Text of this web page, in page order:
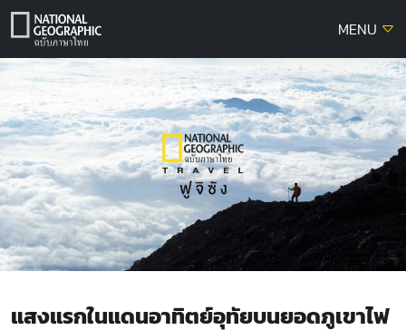
Skip
MENU
แสงแรกในแดนอาทิตย์อุทัยบนยอดภูเขาไฟ